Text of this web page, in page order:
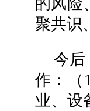
聚共识
今后
作：（
业、设